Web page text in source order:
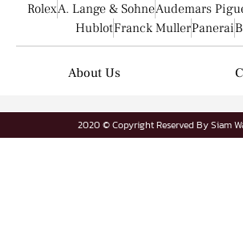
RolexA. Lange & SohneAudemars
HublotFranck MullerPanerai
About Us
2020 © Copyright Reserved By Siam